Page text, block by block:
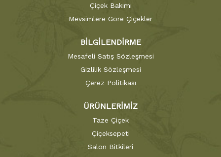
Çiçek Bakımı
Mevsimlere Göre Çiçekler
BİLGİLENDİRME
Mesafeli Satış Sözleşmesi
Gizlilik Sözleşmesi
Çerez Politikası
ÜRÜNLERİMİZ
Taze Çiçek
Çiçeksepeti
Salon Bitkileri